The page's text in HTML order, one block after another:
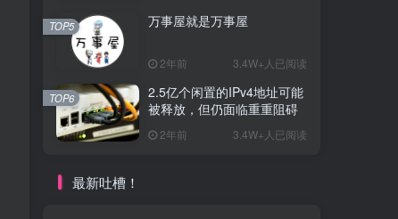
万事屋就是万事屋
2年前 3.4W+人已阅读
TOP5
2.5亿个闲置的IPv4地址可能
被释放，但仍面临重重阻碍
2年前 3.4W+人已阅读
TOP6
最新吐槽！